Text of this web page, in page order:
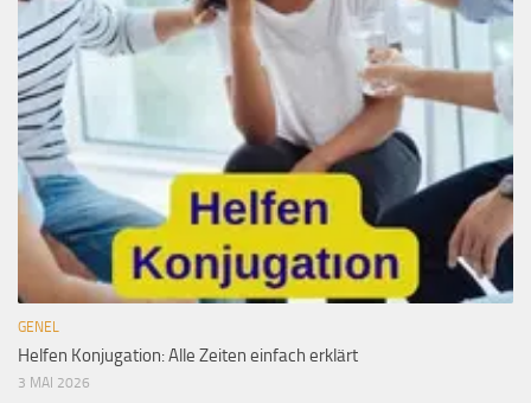
GENEL
Helfen Konjugation: Alle Zeiten einfach erklärt
3 MAI 2026